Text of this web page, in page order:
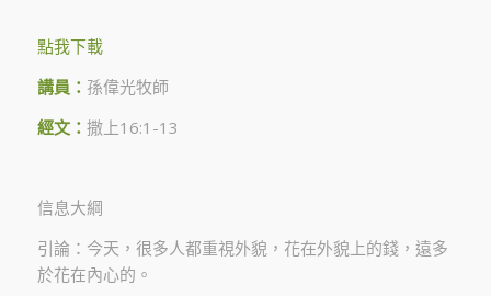
點我下載
講員： 孫偉光牧師
經文： 撒上16:1-13
信息大綱
引論：今天，很多人都重視外貌，花在外貌上的錢，遠多
於花在內心的。